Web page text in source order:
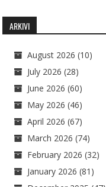
ARKIVI
August 2026 (10)
July 2026 (28)
June 2026 (60)
May 2026 (46)
April 2026 (67)
March 2026 (74)
February 2026 (32)
January 2026 (81)